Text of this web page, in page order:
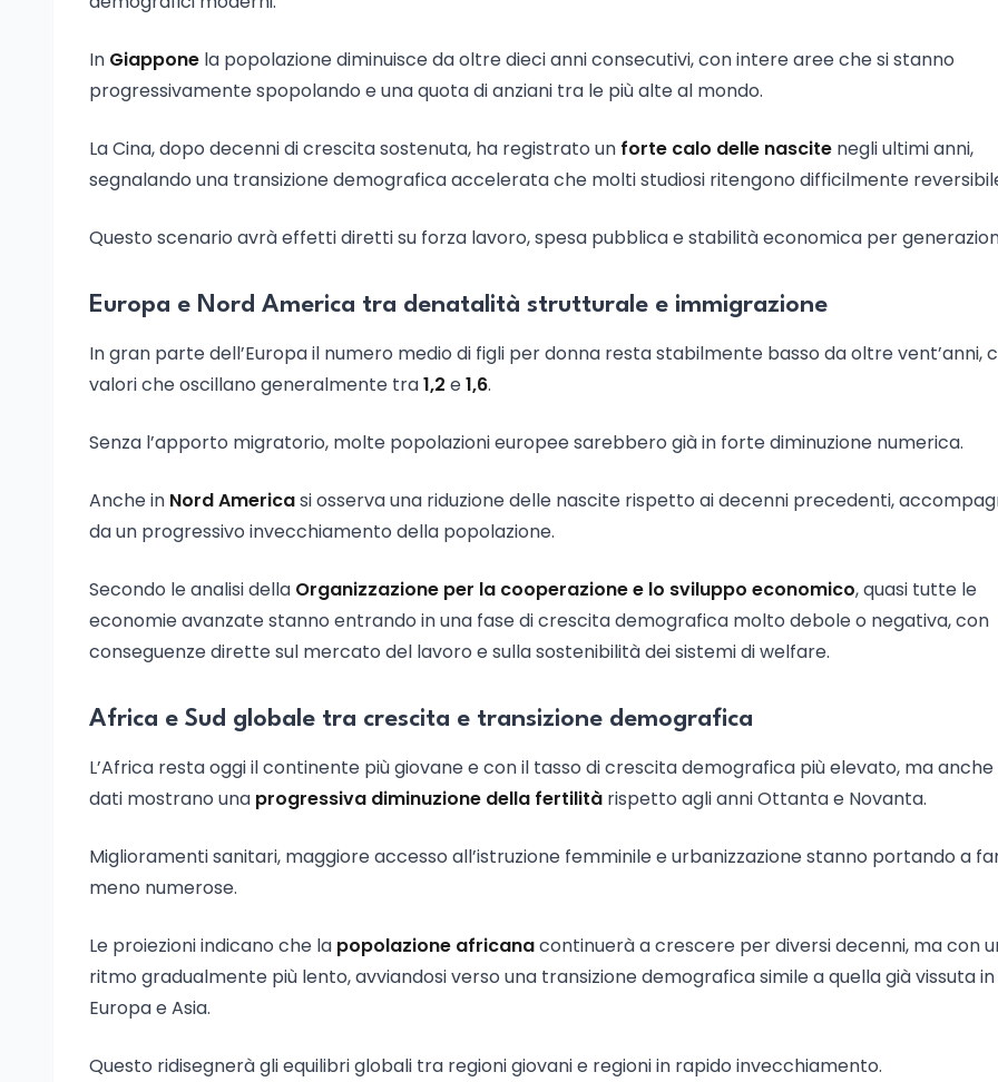
In Giappone la popolazione diminuisceda oltre dieci anni consecutivi, con intere aree che si stanno
progressivamente spopolando e una quota di anziani tra le più alte al mondo.
La Cina, dopo decenni di crescita sostenuta, ha registrato un forte calo delle nascite negli ultimi anni,
segnalando una transizione demografica accelerata che molti studiosi ritengono difficilmente
Questo scenario avrà effetti diretti su forza lavoro, spesa pubblica e stabilità economica per
Europa e Nord America tra denatalità strutturale e immigrazione
In gran parte dell’Europa il numero medio di figli per donna resta stabilmente basso da oltre vent’anni,
valori che oscillano generalmente tra1,2 e1,6.
Senza l’apporto migratorio, molte popolazioni europee sarebbero già in forte diminuzione numerica.
Anche in Nord Americasi osserva una riduzione delle nascite rispetto ai decenni precedenti,
da un progressivo invecchiamento della popolazione.
Secondo le analisi della Organizzazione per la cooperazione e lo sviluppo economico, quasi tutte le
economie avanzate stanno entrando in una fase di crescita demografica molto debole o negativa, con
conseguenze dirette sul mercato del lavoro e sulla sostenibilità dei sistemi di welfare.
Africa e Sud globale tra crescita e transizione demografica
L’Africa resta oggi il continente più giovane e con il tasso di crescita demografica più elevato, ma anche
dati mostrano una progressiva diminuzione della fertilità rispetto agli anni Ottanta e Novanta.
Miglioramenti sanitari, maggiore accesso all’istruzione femminile e urbanizzazione stanno portando a
meno numerose.
Le proiezioni indicano che la popolazione africanacontinuerà a crescere per diversi decenni, ma con
ritmo gradualmente più lento, avviandosi verso una transizione demografica simile a quella già vissuta in
Europa e Asia.
Questo ridisegnerà gli equilibri globali tra regioni giovani e regioni in rapido invecchiamento.